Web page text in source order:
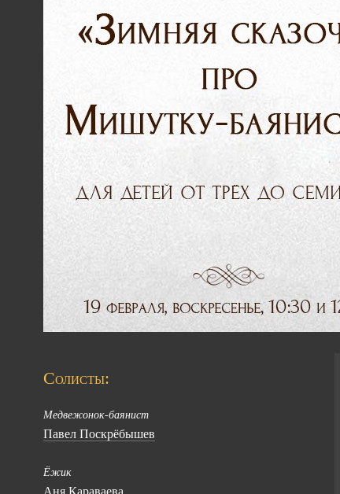
Солисты:
Медвежонок-баянист
Павел Поскрёбышев
Ёжик
Аня Караваева